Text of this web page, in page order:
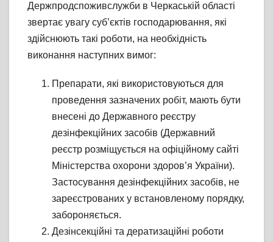
Держпродспоживслужби в Черкаській області
звертає увагу суб’єктів господарювання, які
здійснюють такі роботи, на необхідність
виконання наступних вимог:
Препарати, які використовуються для
проведення зазначених робіт, мають бути
внесені до Державного реєстру
дезінфекційних засобів (Державний
реєстр розміщується на офіційному сайті
Міністерства охорони здоров’я України).
Застосування дезінфекційних засобів, не
зареєстрованих у встановленому порядку,
забороняється.
Дезінсекційні та дератизаційні роботи